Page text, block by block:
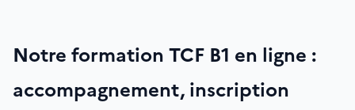
Notre formation TCF B1 en ligne :
accompagnement, inscription